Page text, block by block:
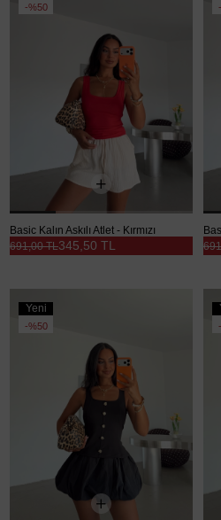
Ürün
%50
Basic Kalın Askılı Atlet - Kırmızı
345,50 TL
691,00 TL
Yeni
Ürün
%50